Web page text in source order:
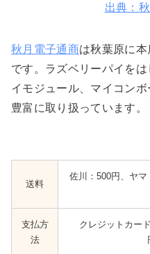
出典：
秋月電子通商は秋葉原に
です。ラズベリーパイを
イモジュール、マイコン
豊富に取り扱っています。
送料
佐川：500円 ヤマ
支払方
法
クレジットカー